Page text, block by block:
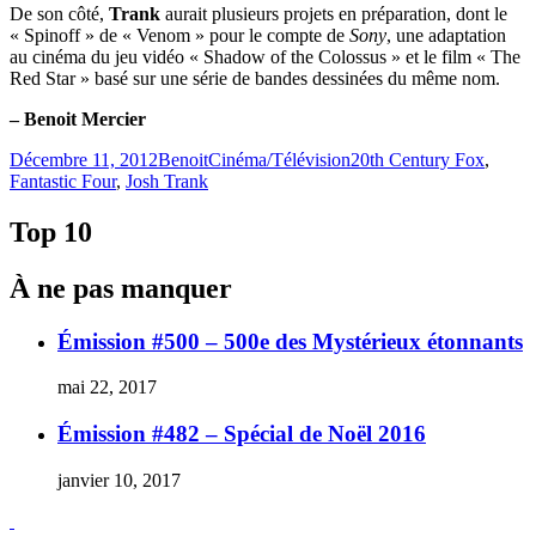
De son côté, Trank aurait plusieurs projets en préparation, dont le
« Spinoff » de « Venom » pour le compte de Sony, une adaptation
au cinéma du jeu vidéo « Shadow of the Colossus » et le film « The
Red Star » basé sur une série de bandes dessinées du même nom.
– Benoit Mercier
Publié
le
Décembre 11, 2012BenoitCatégories
Cinéma/TélévisionÉtiquettes
20th Century Fox,
Fantastic Four, Josh Trank
Top 10
À ne pas manquer
Émission #500 – 500e des Mystérieux étonnants
mai 22, 2017
Émission #482 – Spécial de Noël 2016
janvier 10, 2017